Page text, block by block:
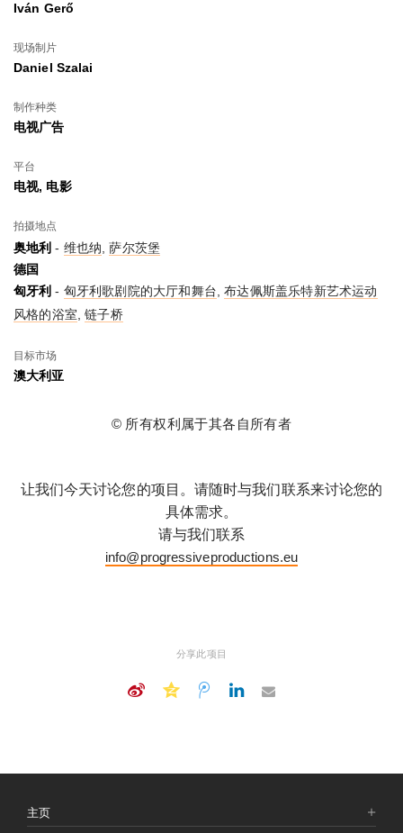
Iván Gerő
现场制片
Daniel Szalai
制作种类
电视广告
平台
电视, 电影
拍摄地点
奥地利- 维也纳,萨尔茨堡
德国
匈牙利 - 匈牙利歌剧院的大厅和舞台,布达佩斯盖乐特新艺术运动
风格的浴室,链子桥
目标市场
澳大利亚
© 所有权利属于其各自所有者
让我们今天讨论您的项目。请随时与我们联系来讨论您的
具体需求。
请与我们联系
info@progressiveproductions.eu
分享此项目
主页